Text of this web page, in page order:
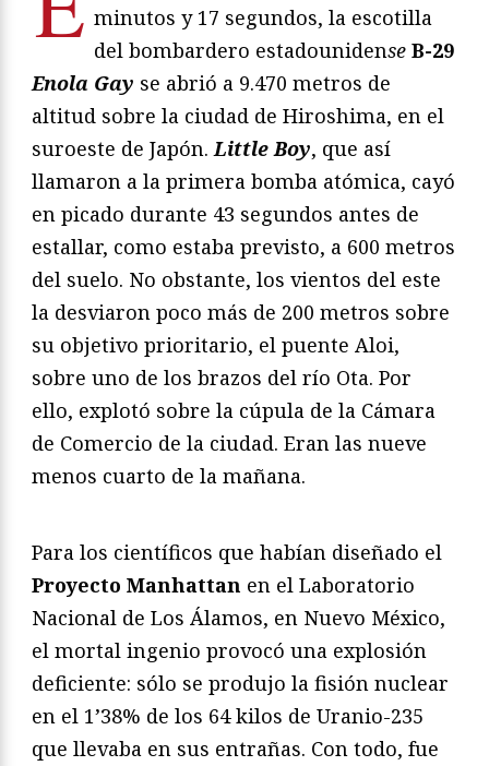
minutos y 17 segundos, la escotilla
del bombardero estadounidense B-29
Enola Gay se abrió a 9.470 metros de
altitud sobre la ciudad de Hiroshima, en el
suroeste de Japón. Little Boy, que así
llamaron a la primera bomba atómica, cayó
en picado durante 43 segundos antes de
estallar, como estaba previsto, a 600 metros
del suelo. No obstante, los vientos del este
la desviaron poco más de 200 metros sobre
su objetivo prioritario, el puente Aloi,
sobre uno de los brazos del río Ota. Por
ello, explotó sobre la cúpula de la Cámara
de Comercio de la ciudad. Eran las nueve
menos cuarto de la mañana.
Para los científicos que habían diseñado el
Proyecto Manhattan en el Laboratorio
Nacional de Los Álamos, en Nuevo México,
el mortal ingenio provocó una explosión
deficiente: sólo se produjo la fisión nuclear
en el 1’38% de los 64 kilos de Uranio-235
que llevaba en sus entrañas. Con todo, fue